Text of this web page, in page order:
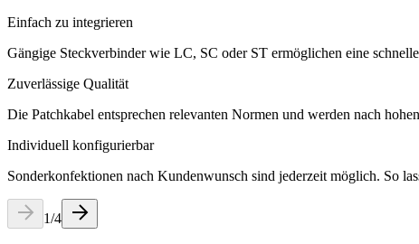
Einfach zu integrieren
Gängige Steckverbinder wie LC, SC oder ST ermöglichen eine
Zuverlässige Qualität
Die Patchkabel entsprechen relevanten Normen und werden nach
Individuell konfigurierbar
Sonderkonfektionen nach Kundenwunsch sind jederzeit möglich. So
1/4